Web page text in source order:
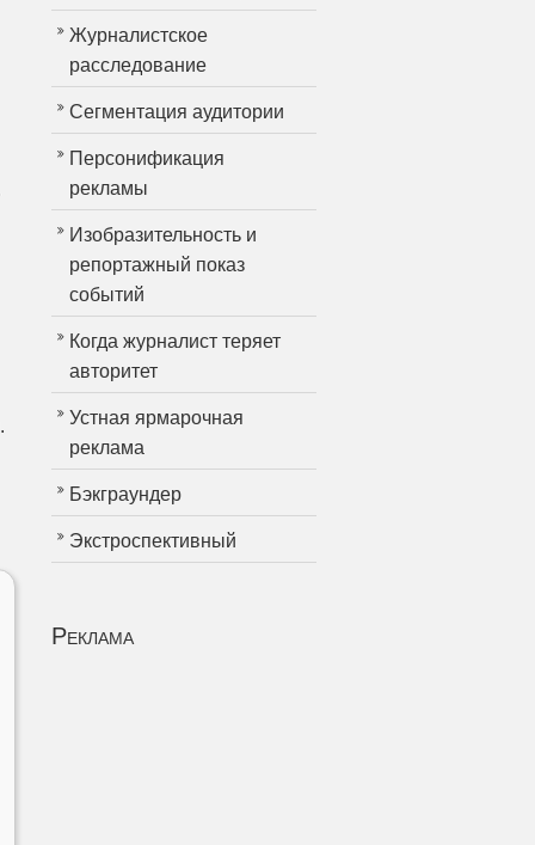
Журналистское
расследование
Сегментация аудитории
Персонификация
рекламы
Изобразительность и
репортажный показ
событий
Когда журналист теряет
авторитет
Устная ярмарочная
реклама
Бэкграундер
Экстроспективный
Реклама